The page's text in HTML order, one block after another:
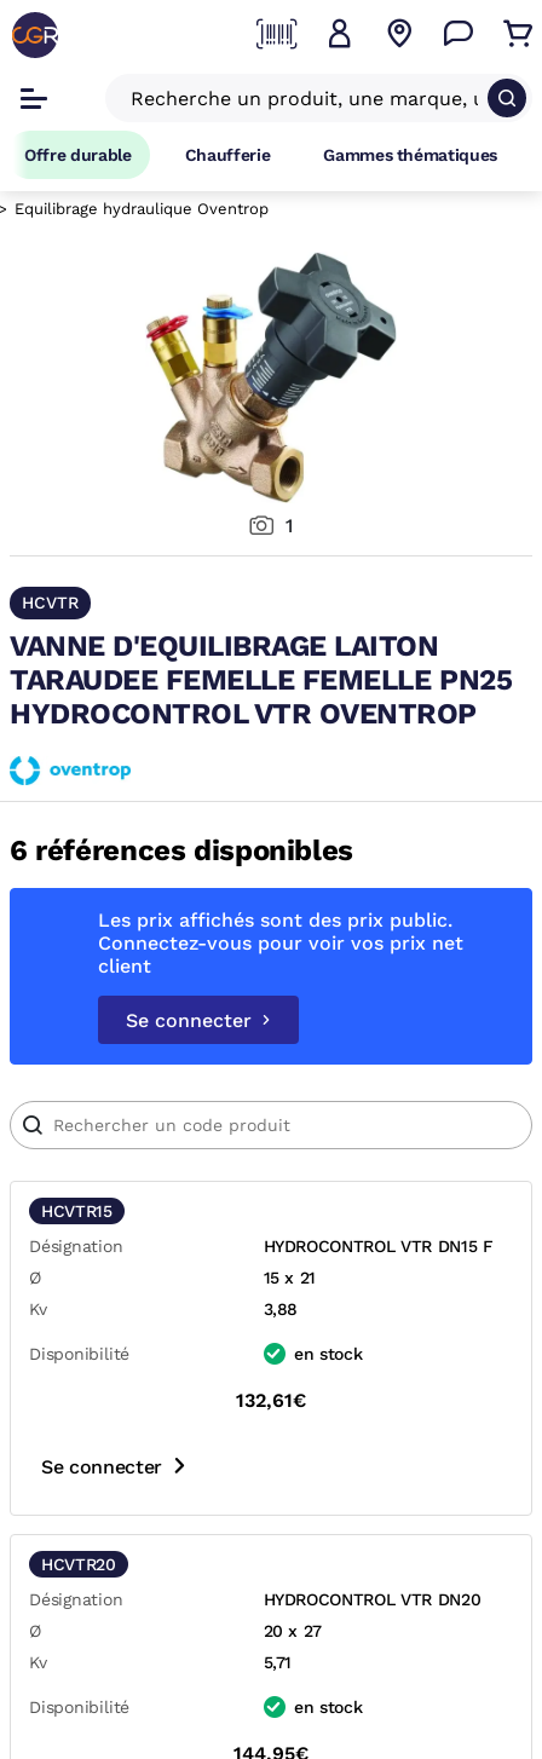
Offre durable Chaufferie Gammes thématiques
Equilibrage hydraulique Oventrop
1
HCVTR
VANNE D'EQUILIBRAGE LAITON
TARAUDEE FEMELLE FEMELLE PN25
HYDROCONTROL VTR OVENTROP
6 références disponibles
Les prix affichés sont des prix public.
Connectez-vous pour voir vos prix net
client
Se connecter
HCVTR15
Désignation
HYDROCONTROL VTR DN15 F
Ø
15 x 21
Kv
3,88
Disponibilité en stock
132,61€
Se connecter
HCVTR20
Désignation
HYDROCONTROL VTR DN20
Ø
20 x 27
Kv
5,71
Disponibilité en stock
144,95€